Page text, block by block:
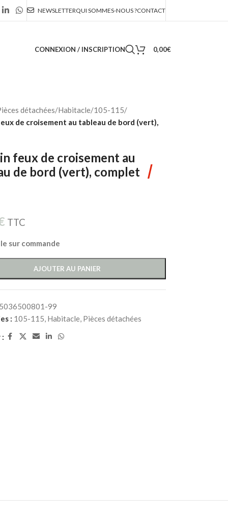
NEWSLETTERQUI SOMMES-NOUS ?CONTACT
CONNEXION / INSCRIPTION 0,00€
détachées/Habitacle/105-115/
de croisement au tableau de bord (vert),
feux de croisement au
de bord (vert), complet /
TTC
sur commande
AJOUTER AU PANIER
99
: 105-115, Habitacle, Pièces détachées